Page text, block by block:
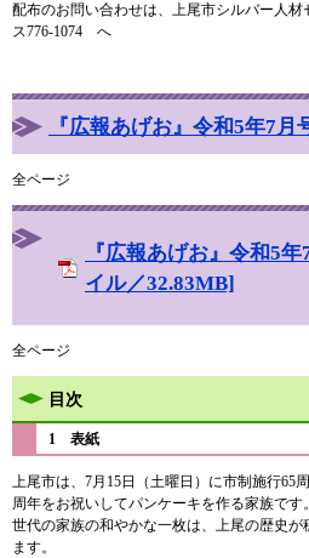
配布のお問い合わせは、上尾市シルバー人
ス776-1074 へ
『広報あげお』令和5年7月
全ページ
『広報あげお』令和5
イル／32.83MB]
全ページ
目次
1 表紙
上尾市は、7月15日（土曜日）に市制施行65
周年をお祝いしてパンケーキを作る家族で
世代の家族の和やかな一枚は、上尾の歴史
ます。